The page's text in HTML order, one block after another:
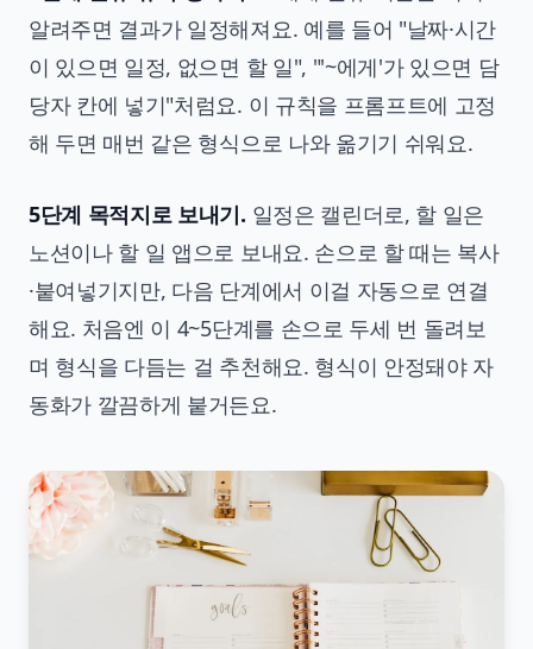
알려주면 결과가 일정해져요. 예를 들어 "날짜·시간
이 있으면 일정, 없으면 할 일", "'~에게'가 있으면 담
당자 칸에 넣기"처럼요. 이 규칙을 프롬프트에 고정
해 두면 매번 같은 형식으로 나와 옮기기 쉬워요.
5단계 목적지로 보내기. 일정은 캘린더로, 할 일은
노션이나 할 일 앱으로 보내요. 손으로 할 때는 복사
·붙여넣기지만, 다음 단계에서 이걸 자동으로 연결
해요. 처음엔 이 4~5단계를 손으로 두세 번 돌려보
며 형식을 다듬는 걸 추천해요. 형식이 안정돼야 자
동화가 깔끔하게 붙거든요.